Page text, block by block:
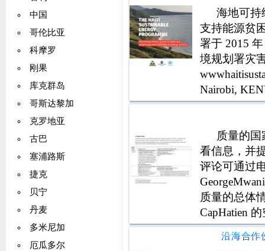
中国
哥伦比亚
科摩罗
刚果
库克群岛
哥斯达黎加
克罗地亚
古巴
塞浦路斯
捷克
贝宁
丹麦
多米尼加
厄瓜多尔
海地可持
支持能源贫
署于 2015
境规划署灾
Nairobi,
3927
质量的
看信息，并
评论可通过
质量的总体
CapHatien
平，主要来
作为不可靠